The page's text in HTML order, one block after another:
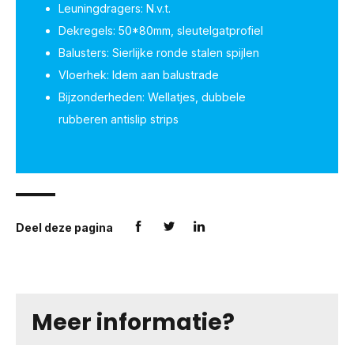
Leuningdragers: N.v.t.
Dekregels: 50*80mm, sleutelgatprofiel
Balusters: Sierlijke ronde stalen spijlen
Vloerhek: Idem aan balustrade
Bijzonderheden: Wellatjes, dubbele
rubberen antislip strips
Deel deze pagina
Meer informatie?